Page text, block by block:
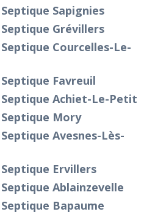
Sapignies
Grévillers
Courcelles-Le-
Favreuil
Septique Achiet-Le-Petit
Septique Mory
Avesnes-Lès-
Ervillers
Ablainzevelle
Bapaume